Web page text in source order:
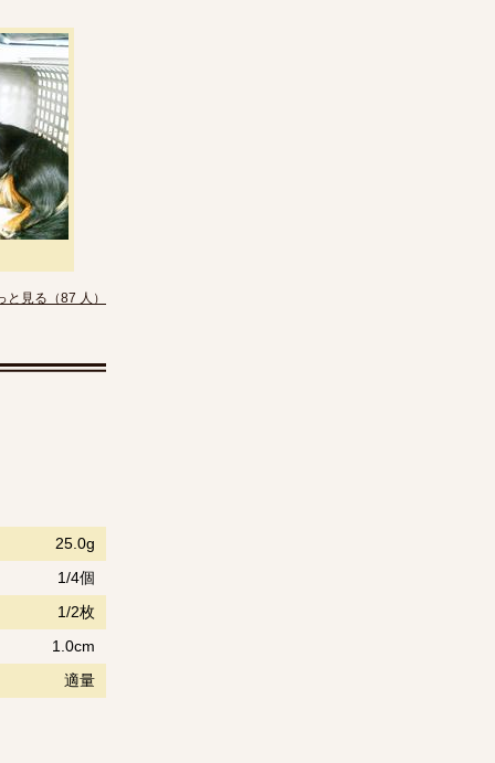
と見る（87 人）
25.0g
1/4個
1/2枚
1.0cm
適量